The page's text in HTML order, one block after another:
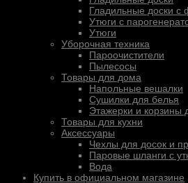
Гладильные доски с
Утюги с
Утюги
Уборочная техника
Пароочистители
Пылесосы
Товары для дома
Напольные вешалки
Сушилки для белья
Этажерки и корзины
Товары для кухни
Аксессуары
Чехлы для досок и
Паровые шланги с
Вода
Купить в официальном магазине